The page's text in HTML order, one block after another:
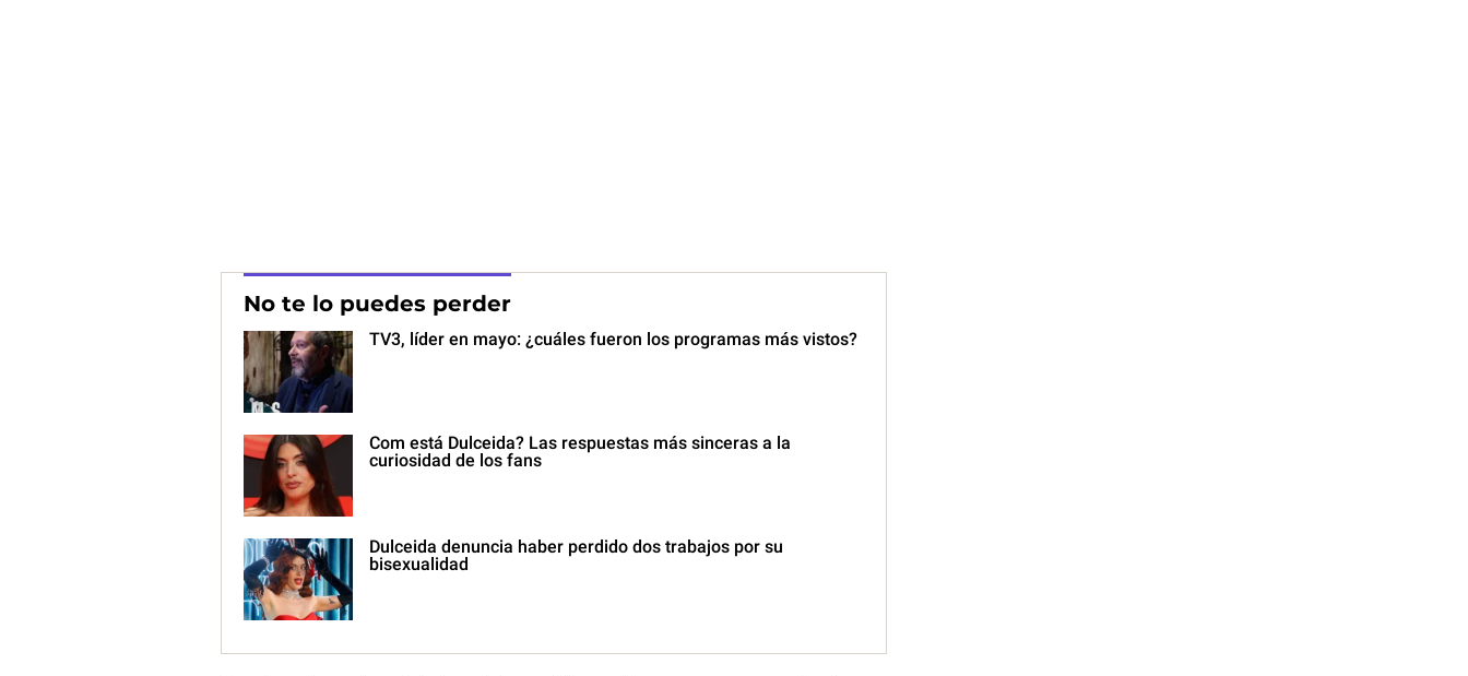
No te lo puedes perder
TV3, líder en mayo: ¿cuáles fueron los programas más vistos?
Com está Dulceida? Las respuestas más sinceras a la
curiosidad de los fans
Dulceida denuncia haber perdido dos trabajos por su
bisexualidad